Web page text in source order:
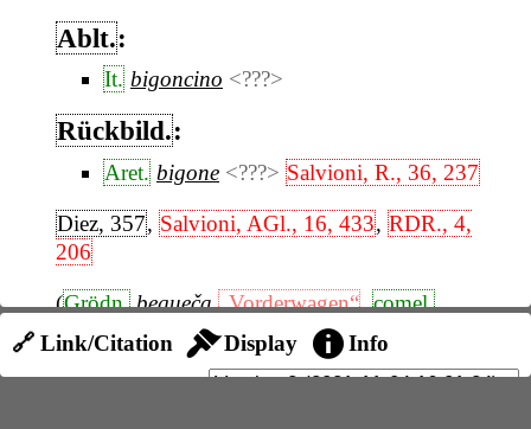
Ablt.:
It. bigoncino <???>
Rückbild.:
Aret. bigone <???> Salvioni, R., 36, 237
Diez, 357, Salvioni, AGl., 16, 433, RDR., 4,
206
(Grödn. be̥gueča „Vorderwagen“,comel.
bigoþa
„Vorderwagen“ Tagliavini, 96
formell und begrifflich nicht aufgeklärt.)
🔗 Link/Citation Display Info